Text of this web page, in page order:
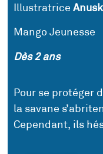
Illustratrice
Mango Jeunesse
Dès 2 ans
Pour se protéger
la savane
Cependant, ils